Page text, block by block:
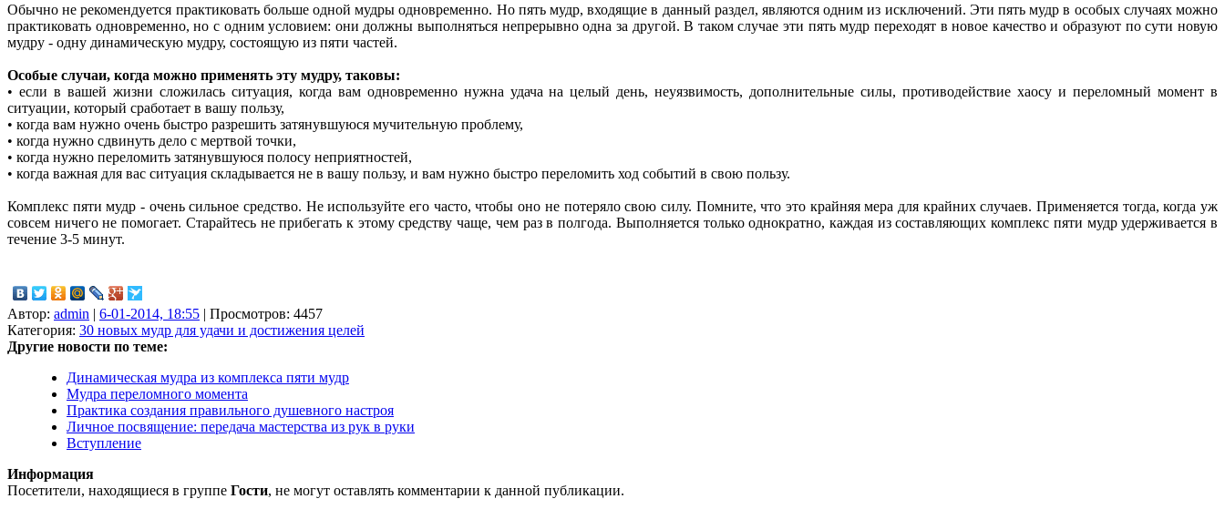
Обычно не рекомендуется практиковать больше одной мудры одновременно. Но пять мудр, входящие в данный раздел, являются одним из исключений. Эти пять мудр в особых случаях можно
практиковать одновременно, но с одним условием: они должны выполняться непрерывно одна за другой. В таком случае эти пять мудр переходят в новое качество и образуют по сути новую
мудру - одну динамическую мудру, состоящую из пяти частей.
Особые случаи, когда можно применять эту мудру, таковы:
• если в вашей жизни сложилась ситуация, когда вам одновременно нужна удача на целый день, неуязвимость, дополнительные силы, противодействие хаосу и переломный момент в
ситуации, который сработает в вашу пользу,
• когда вам нужно очень быстро разрешить затянувшуюся мучительную проблему,
• когда нужно сдвинуть дело с мертвой точки,
• когда нужно переломить затянувшуюся полосу неприятностей,
• когда важная для вас ситуация складывается не в вашу пользу, и вам нужно быстро переломить ход событий в свою пользу.
Комплекс пяти мудр - очень сильное средство. Не используйте его часто, чтобы оно не потеряло свою силу. Помните, что это крайняя мера для крайних случаев. Применяется тогда, когда уж
совсем ничего не помогает. Старайтесь не прибегать к этому средству чаще, чем раз в полгода. Выполняется только однократно, каждая из составляющих комплекс пяти мудр удерживается в
течение 3-5 минут.
Автор: admin | 6-01-2014, 18:55 | Просмотров: 4457
Категория: 30 новых мудр для удачи и достижения целей
Другие новости по теме:
Динамическая мудра из комплекса пяти мудр
Мудра переломного момента
Практика создания правильного душевного настроя
Личное посвящение: передача мастерства из рук в руки
Вступление
Информация
Посетители, находящиеся в группе Гости, не могут оставлять комментарии к данной публикации.